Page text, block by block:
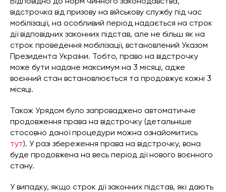
відстрочка від призову на військову службу під час
мобілізації, на особливий період надається на строк
дії відповідних законних підстав, але не більш як на
строк проведення мобілізації, встановлений Указом
Президента України. Тобто, право на відстрочку
може бути надане максимум на 3 місяці, адже
воєнний стан встановлюється та продовжує кожні 3
місяці.
Також Урядом було запроваджено автоматичне
продовження права на відстрочку (детальніше
стосовно даної процедури можна ознайомитись
тут). У разі збереження права на відстрочку, вона
буде продовжена на весь період дії нового воєнного
стану.
У випадку, якщо строк дії законних підстав, які дають